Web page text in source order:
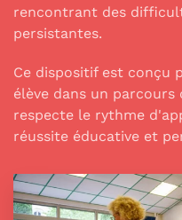
rencontrant des
persistantes.
Ce dispositif est conçu
élève dans un
respecte le rythme
réussite éducative et